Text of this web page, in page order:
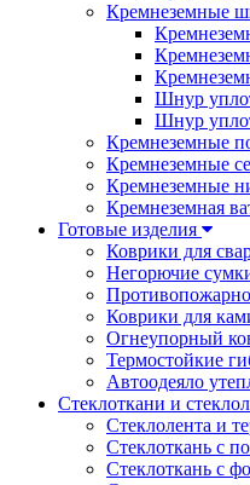
Кремнеземные
Шнур
Шнур
Кремнеземные
Кремнеземные
Кремнеземные
Кремнеземная
Готовые изделия
Коврики для
Негорючие
Коврики для
Огнеупорный
Термостойкие
Автоодеяло
Стеклоткани и
Стеклолента и
Стеклоткань с
Стеклоткань с